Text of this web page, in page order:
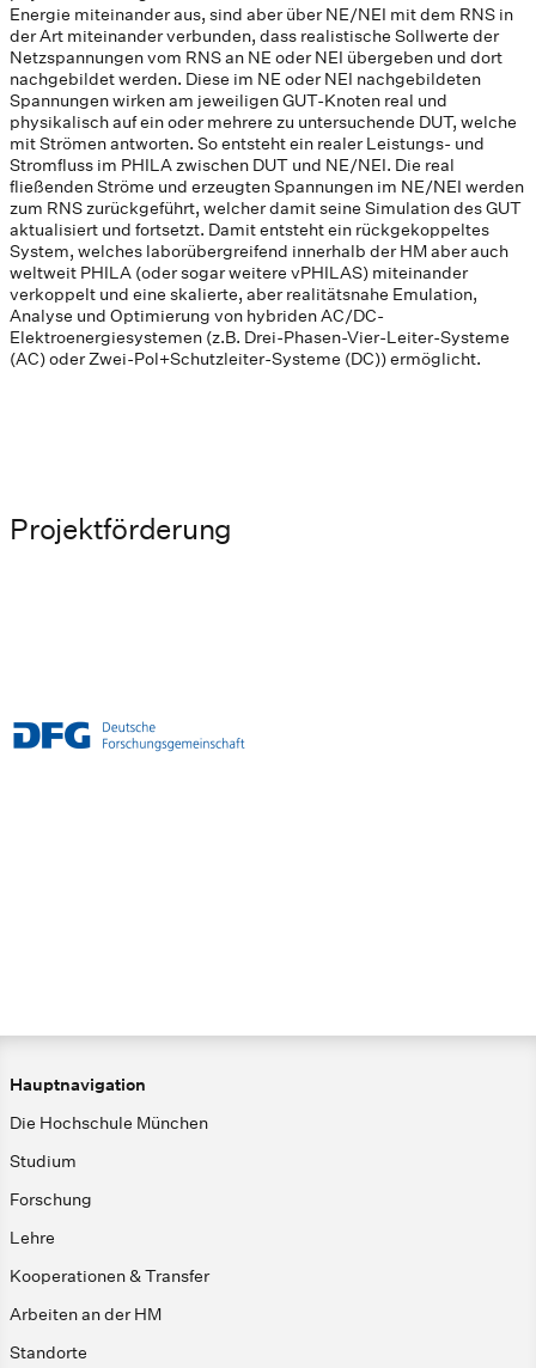
Energie miteinander aus, sind aber über NE/NEI mit dem RNS in
der Art miteinander verbunden, dass realistische Sollwerte der
Netzspannungen vom RNS an NE oder NEI übergeben und dort
nachgebildet werden. Diese im NE oder NEI nachgebildeten
Spannungen wirken am jeweiligen GUT-Knoten real und
physikalisch auf ein oder mehrere zu untersuchende DUT, welche
mit Strömen antworten. So entsteht ein realer Leistungs- und
Stromfluss im PHILA zwischen DUT und NE/NEI. Die real
fließenden Ströme und erzeugten Spannungen im NE/NEI werden
zum RNS zurückgeführt, welcher damit seine Simulation des GUT
aktualisiert und fortsetzt. Damit entsteht ein rückgekoppeltes
System, welches laborübergreifend innerhalb der HM aber auch
weltweit PHILA (oder sogar weitere vPHILAS) miteinander
verkoppelt und eine skalierte, aber realitätsnahe Emulation,
Analyse und Optimierung von hybriden AC/DC-
Elektroenergiesystemen (z.B. Drei-Phasen-Vier-Leiter-Systeme
(AC) oder Zwei-Pol+Schutzleiter-Systeme (DC)) ermöglicht.
Projektförderung
Hauptnavigation
Die Hochschule München
Studium
Forschung
Lehre
Kooperationen & Transfer
Arbeiten an der HM
Standorte